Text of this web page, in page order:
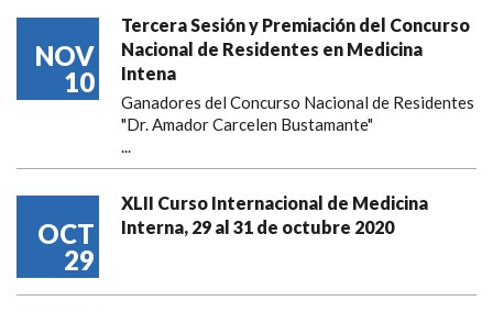
NOV
10
Tercera Sesión y Premiación del Concurso
Nacional de Residentes en Medicina
Intena
Ganadores del Concurso Nacional de Residentes
"Dr. Amador Carcelen Bustamante"
...
OCT
29
XLII Curso Internacional de Medicina
Interna, 29 al 31 de octubre 2020